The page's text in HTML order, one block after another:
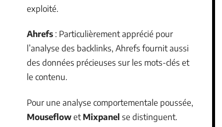
exploité.
Ahrefs : Particulièrement apprécié pour
l’analyse des backlinks, Ahrefs fournit aussi
des données précieuses sur les mots-clés et
le contenu.
Pour une analyse comportementale poussée,
Mouseflowet Mixpanel se distinguent.